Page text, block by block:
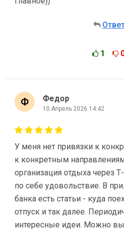
1
Федор
10 Апрель 2026 14:42
У меня нет привязки к
к конкретным
организация отдыха через
по себе удовольствие. В
банка есть статьи - куда
отпуск и так далее.
интересные идеи. Можно